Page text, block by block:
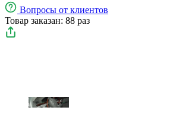
Вопросы от клиентов
Товар заказан: 88 раз